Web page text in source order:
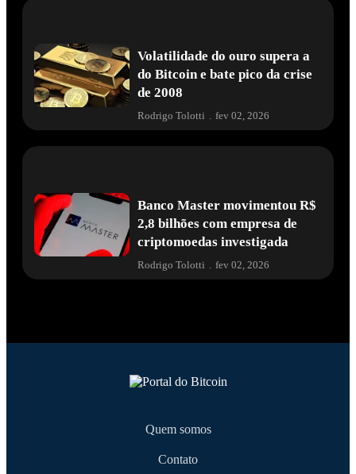
Volatilidade do ouro supera a
do Bitcoin e bate pico da crise
de 2008
Rodrigo Tolotti . fev 02, 2026
Banco Master movimentou R$
2,8 bilhões com empresa de
criptomoedas investigada
Rodrigo Tolotti fev 02, 2026
Quem somos
Contato